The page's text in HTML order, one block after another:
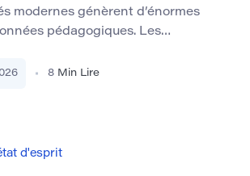
modernes génèrent d’énormes
pédagogiques. Les
les systèmes
scolaire documentent les
8 Min Lire
d'esprit